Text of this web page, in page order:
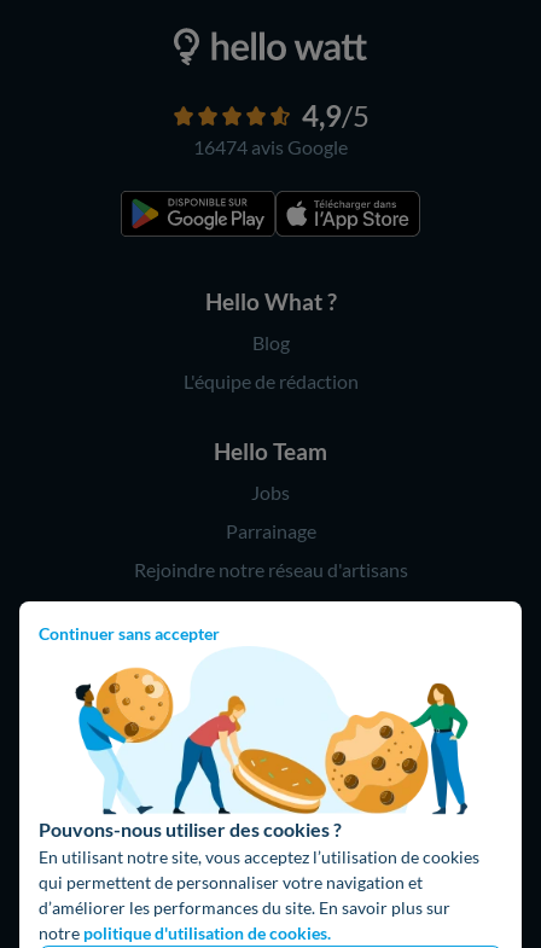
Continuer sans accepter
Pouvons-nous utiliser des cookies ?
En utilisant notre site, vous acceptez l’utilisation de cookies
qui permettent de personnaliser votre navigation et
d’améliorer les performances du site. En savoir plus sur
notre politique d'utilisation de cookies.
4,9/5
16474 avis Google
Hello What ?
Blog
L'équipe de rédaction
Hello Team
Jobs
Parrainage
Rejoindre notre réseau d'artisans
Hello !
09 75 18 60 60
(8h-21h)
75018 Paris
Fait avec ⚡ par Hello Watt